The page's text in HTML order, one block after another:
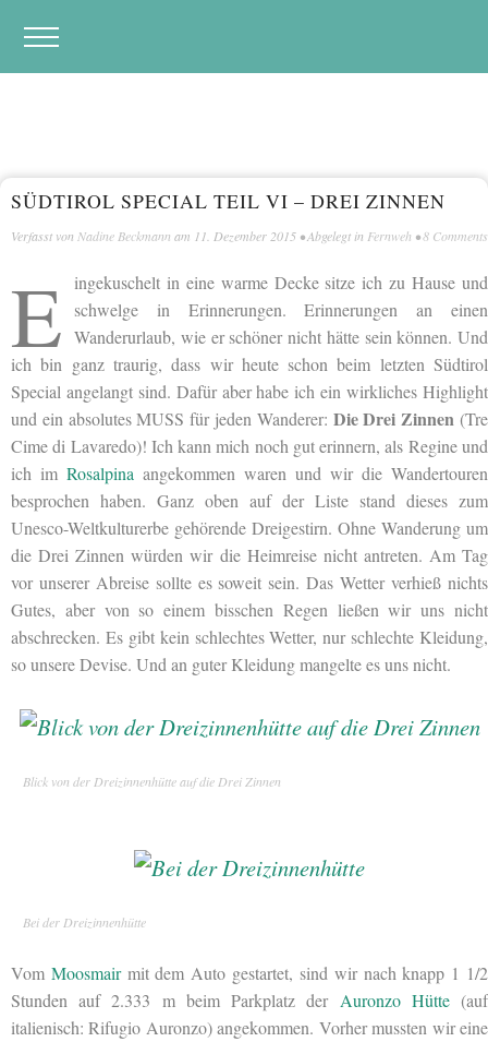
SÜDTIROL SPECIAL TEIL VI – DREI ZINNEN
Verfasst von Nadine Beckmann am 11. Dezember 2015 • Abgelegt in Fernweh •8 Comments
E
ingekuschelt in eine warme Decke sitze ich zu Hause und
schwelge in Erinnerungen. Erinnerungen an einen
Wanderurlaub, wie er schöner nicht hätte sein können. Und
ich bin ganz traurig, dass wir heute schon beim letzten Südtirol
Special angelangt sind. Dafür aber habe ich ein wirkliches Highlight
und ein absolutes MUSS für jeden Wanderer: Die Drei Zinnen (Tre
Cime di Lavaredo)! Ich kann mich noch gut erinnern, als Regine und
ich im Rosalpina angekommen waren und wir die Wandertouren
besprochen haben. Ganz oben auf der Liste stand dieses zum
Unesco-Weltkulturerbe gehörende Dreigestirn. Ohne Wanderung um
die Drei Zinnen würden wir die Heimreise nicht antreten. Am Tag
vor unserer Abreise sollte es soweit sein. Das Wetter verhieß nichts
Gutes, aber von so einem bisschen Regen ließen wir uns nicht
abschrecken. Es gibt kein schlechtes Wetter, nur schlechte Kleidung,
so unsere Devise. Und an guter Kleidung mangelte es uns nicht.
Blick von der Dreizinnenhütte auf die Drei Zinnen
Bei der Dreizinnenhütte
Vom Moosmairmit dem Auto gestartet, sind wir nach knapp 1 1/2
Stunden auf 2.333 m beim Parkplatz der Auronzo Hütte(auf
italienisch: Rifugio Auronzo) angekommen. Vorher mussten wir eine